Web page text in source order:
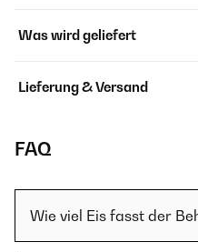
Was wird geliefert
Lieferung & Versand
FAQ
Wie viel Eis fasst der